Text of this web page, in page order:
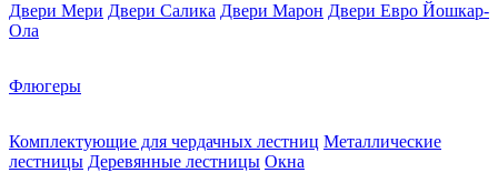
Двери Мери Двери Салика Двери Марон Двери Евро Йошкар-
Ола
Флюгеры
Комплектующие для чердачных лестниц Металлические
лестницы Деревянные лестницы Окна